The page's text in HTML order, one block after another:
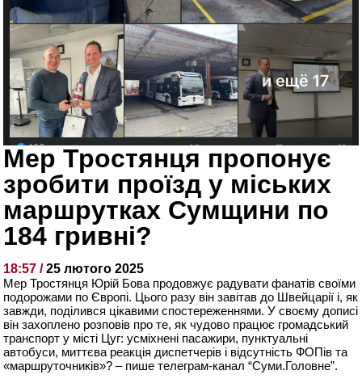
Мер Тростянця пропонує
зробити проїзд у міських
маршрутках Сумщини по
184 гривні?
18:57 /25 лютого 2025
Мер Тростянця Юрій Бова продовжує радувати фанатів своїми
подорожами по Європі. Цього разу він завітав до Швейцарії і, як
завжди, поділився цікавими спостереженнями. У своєму дописі
він захоплено розповів про те, як чудово працює громадський
транспорт у місті Цуг: усміхнені пасажири, пунктуальні
автобуси, миттєва реакція диспетчерів і відсутність ФОПів та
«маршруточників»? – пише телеграм-канал “Суми.Головне”.